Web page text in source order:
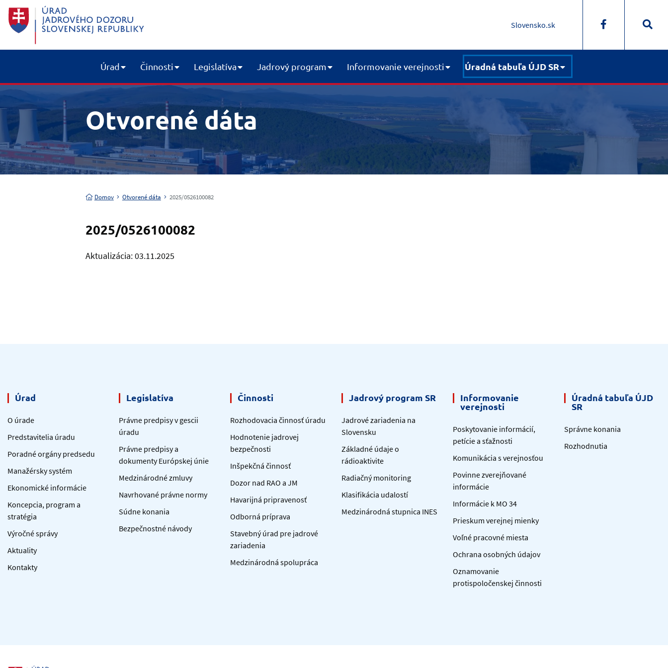
Slovensko.sk
Úrad Činnosti Legislatíva Jadrový program Informovanie verejnosti Úradná tabuľa ÚJD SR
Otvorené dáta
Domov Otvorené dáta 2025/0526100082
2025/0526100082
Aktualizácia: 03.11.2025
Úrad
O úrade
Predstavitelia úradu
Poradné orgány predsedu
Manažérsky systém
Ekonomické informácie
Koncepcia, program a
stratégia
Výročné správy
Aktuality
Kontakty
Legislatíva
Právne predpisy v gescii
úradu
Právne predpisy a
dokumenty Európskej únie
Medzinárodné zmluvy
Navrhované právne normy
Súdne konania
Bezpečnostné návody
Činnosti
Rozhodovacia činnosť úradu
Hodnotenie jadrovej
bezpečnosti
Inšpekčná činnosť
Dozor nad RAO a JM
Havarijná pripravenosť
Odborná príprava
Stavebný úrad pre jadrové
zariadenia
Medzinárodná spolupráca
Jadrový program SR
Jadrové zariadenia na
Slovensku
Základné údaje o
rádioaktivite
Radiačný monitoring
Klasifikácia udalostí
Medzinárodná stupnica INES
Informovanie
verejnosti
Poskytovanie informácií,
petície a sťažnosti
Komunikácia s verejnosťou
Povinne zverejňované
informácie
Informácie k MO 34
Prieskum verejnej mienky
Voľné pracovné miesta
Ochrana osobných údajov
Oznamovanie
protispoločenskej činnosti
Úradná tabuľa ÚJD
SR
Správne konania
Rozhodnutia